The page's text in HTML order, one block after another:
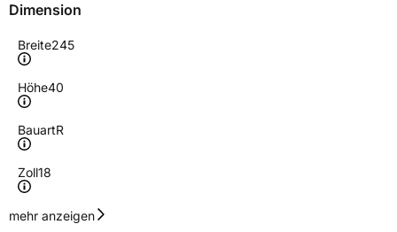
Dimension
Breite245
Höhe40
BauartR
Zoll18
Geschwindigkeitsindex
mehr anzeigen